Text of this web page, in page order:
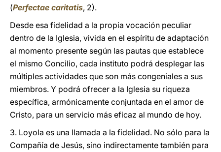
(Perfectae caritatis, 2).
Desde esa fidelidad a la propia vocación peculiar
dentro de la Iglesia, vivida en el espíritu de adaptación
al momento presente según las pautas que establece
el mismo Concilio, cada instituto podrá desplegar las
múltiples actividades que son más congeniales a sus
miembros. Y podrá ofrecer a la Iglesia su riqueza
específica, armónicamente conjuntada en el amor de
Cristo, para un servicio más eficaz al mundo de hoy.
3. Loyola es una llamada a la fidelidad. No sólo para la
Compañía de Jesús, sino indirectamente también para